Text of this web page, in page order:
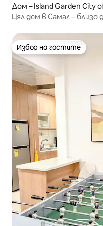
Дом – Island Garden City
Цял дом в Самал – близо
Избор на гостите
Избор на гостите